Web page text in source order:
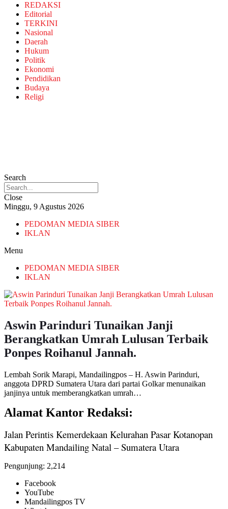
REDAKSI
Editorial
TERKINI
Nasional
Daerah
Hukum
Politik
Ekonomi
Pendidikan
Budaya
Religi
Search
Close
Minggu, 9 Agustus 2026
PEDOMAN MEDIA SIBER
IKLAN
Menu
PEDOMAN MEDIA SIBER
IKLAN
Aswin Parinduri Tunaikan Janji
Berangkatkan Umrah Lulusan Terbaik
Ponpes Roihanul Jannah.
Lembah Sorik Marapi, Mandailingpos – H. Aswin Parinduri,
anggota DPRD Sumatera Utara dari partai Golkar menunaikan
janjinya untuk memberangkatkan umrah…
Alamat Kantor Redaksi:
Jalan Perintis Kemerdekaan Kelurahan Pasar Kotanopan
Kabupaten Mandailing Natal – Sumatera Utara
Pengunjung: 2,214
Facebook
YouTube
Mandailingpos TV